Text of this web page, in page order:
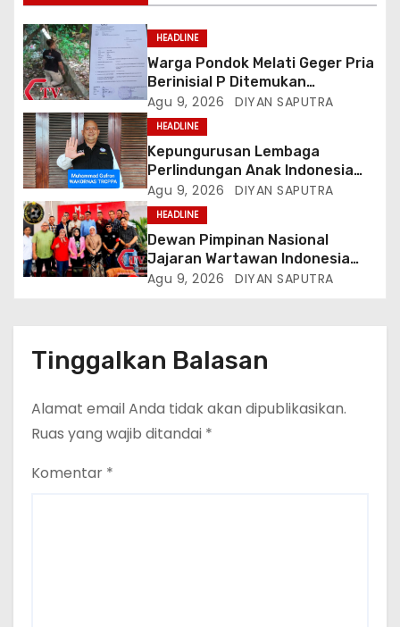
HEADLINE
Warga Pondok Melati Geger Pria
Berinisial P Ditemukan
Meninggal Diduga Akibat
Tekanan Hutang
Agu 9, 2026 DIYAN SAPUTRA
HEADLINE
Kepungurusan Lembaga
Perlindungan Anak Indonesia
(LPAI) Periode 2026-2031
Terbentuk, Wakil Kordinator
Nasional Tim Reaksi Cepat
Perlindungan Perempuan Anak
(Wakornas TRCPPA) Muhammad
Gufron Mengapresiasi Dan Beri
Agu 9, 2026 DIYAN SAPUTRA
HEADLINE
Dewan Pimpinan Nasional
Jajaran Wartawan Indonesia
(DPN-JWI) Menggelar Rapat
Agu 9, 2026 DIYAN SAPUTRA
Tinggalkan Balasan
Alamat email Anda tidak akan dipublikasikan.
Ruas yang wajib ditandai *
Komentar *